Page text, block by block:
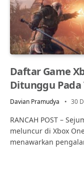
Daftar Game
Ditunggu Pada
Davian Pramudya 30
RANCAH POST –
meluncur di Xbox
menawarkan